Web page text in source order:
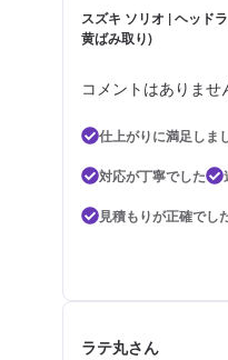
スズキ ソリオ | ヘッド
黄ばみ取り)
コメントはありませ
仕上がりに満足しま
対応が丁寧でした
見積もりが正確でし
ラテ丸さん